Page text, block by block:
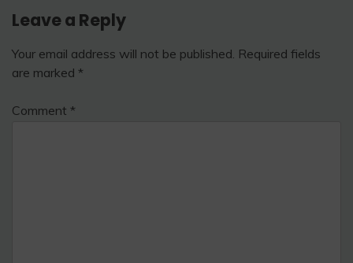
Leave a Reply
Your email address will not be published. Required fields
are marked *
Comment *